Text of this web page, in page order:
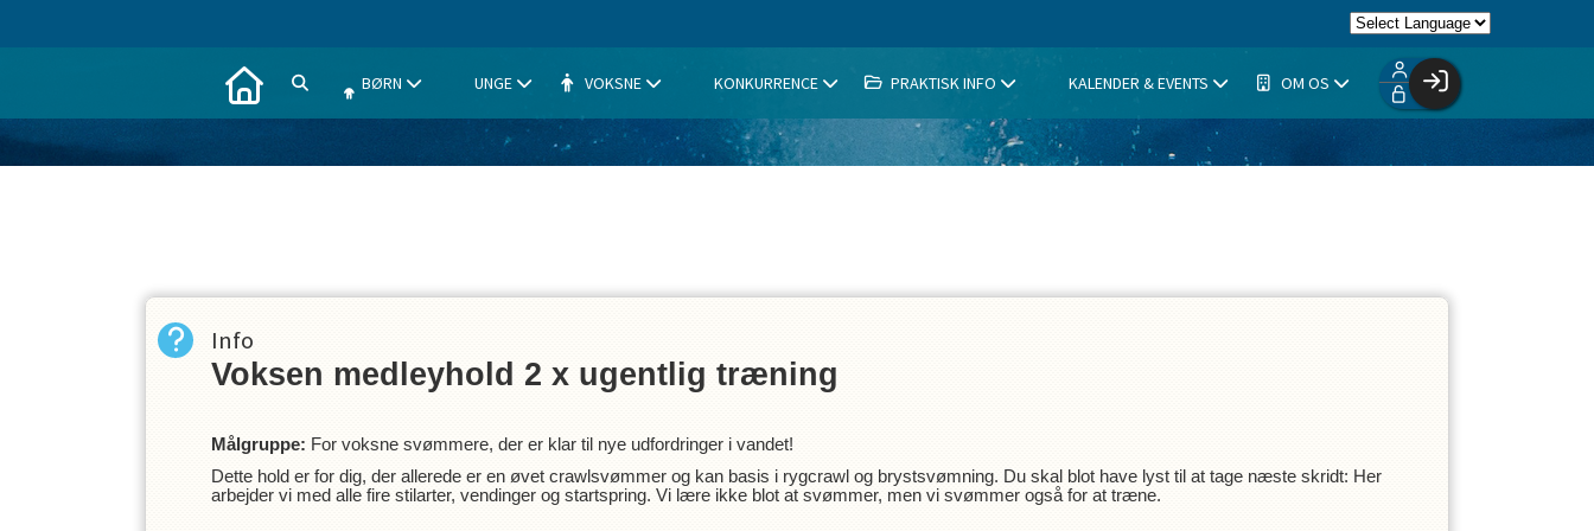
BØRN UNGE VOKSNE KONKURRENCE PRAKTISK INFO KALENDER & EVENTS OM OS
Facebook login
Info
Voksen medleyhold 2 x ugentlig træning
Målgruppe: For voksne svømmere, der er klar til nye udfordringer i vandet!
Dette hold er for dig, der allerede er en øvet crawlsvømmer og kan basis i rygcrawl og brystsvømning. Du skal blot have lyst til at tage næste skridt: Her
arbejder vi med alle fire stilarter, vendinger og startspring. Vi lære ikke blot at svømmer, men vi svømmer også for at træne.